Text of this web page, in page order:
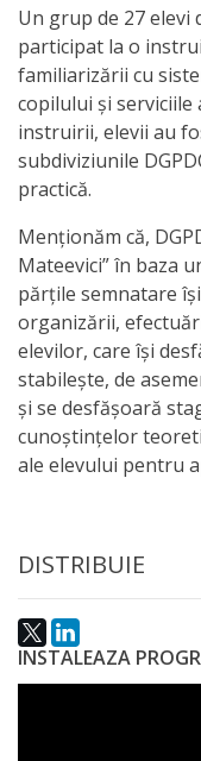
Rapoarte
de
activitate
Achiziții
publice
Invitații
de
Planuri
achiziții
Anticorupție
Știri
Un grup de 27 elevi
participat la o
familiarizării cu
copilului și serviciile
instruirii, elevii au
subdiviziunile
practică.
Menționăm că,
Mateevici” în baza
părțile semnatare
organizării,
elevilor, care își
stabilește, de
și se desfășoară
cunoștințelor
ale elevului pentru
DISTRIBUIE
INSTALEAZA